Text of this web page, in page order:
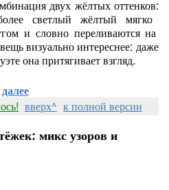
двух жёлтыхоттенков:
светлый жёлтый мягко
и словнопереливаютсяна
вещьвизуальноинтереснее: даже
онапритягиваетвзгляд.
далее
вверх^ к полной версии
микс узоров и